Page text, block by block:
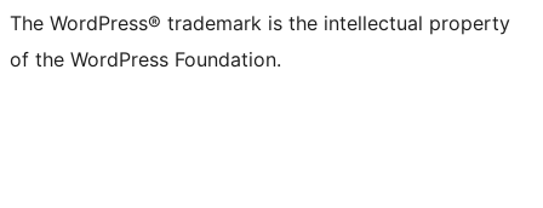
The WordPress® trademark is the intellectual property
of the WordPress Foundation.